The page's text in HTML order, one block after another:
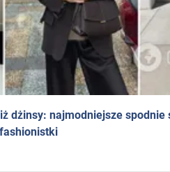
dżinsy: najmodniejsze spodnie